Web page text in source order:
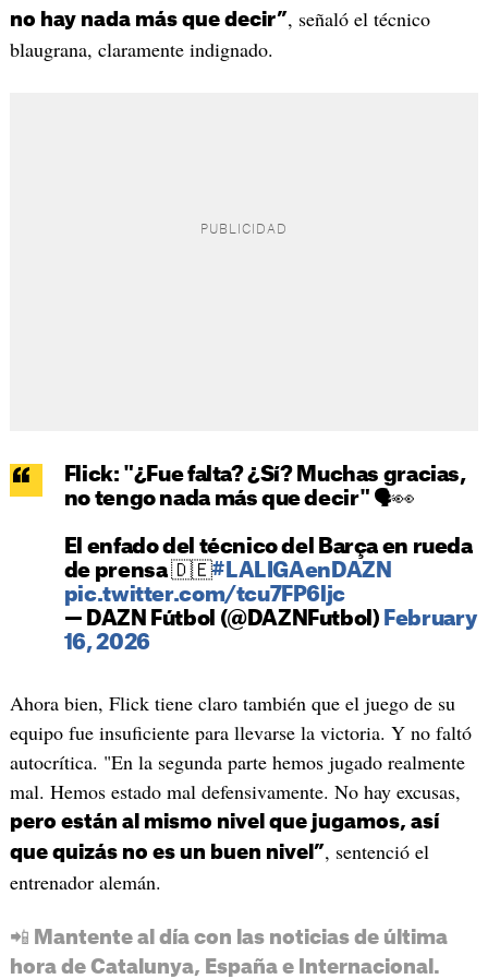
no hay nada más que decir”, señaló el técnico
blaugrana, claramente indignado.
Flick: "¿Fue falta? ¿Sí? Muchas gracias,
no tengo nada más que decir" 🗣️👀
El enfado del técnico del Barça en rueda
de prensa 🇩🇪#LALIGAenDAZN
pic.twitter.com/tcu7FP6ljc
— DAZN Fútbol (@DAZNFutbol) February
16, 2026
Ahora bien, Flick tiene claro también que el juego de su
equipo fue insuficiente para llevarse la victoria. Y no faltó
autocrítica. "En la segunda parte hemos jugado realmente
mal. Hemos estado mal defensivamente. No hay excusas,
pero están al mismo nivel que jugamos, así
que quizás no es un buen nivel”, sentenció el
entrenador alemán.
📲 Mantente al día con las noticias de última
hora de Catalunya, España e Internacional.